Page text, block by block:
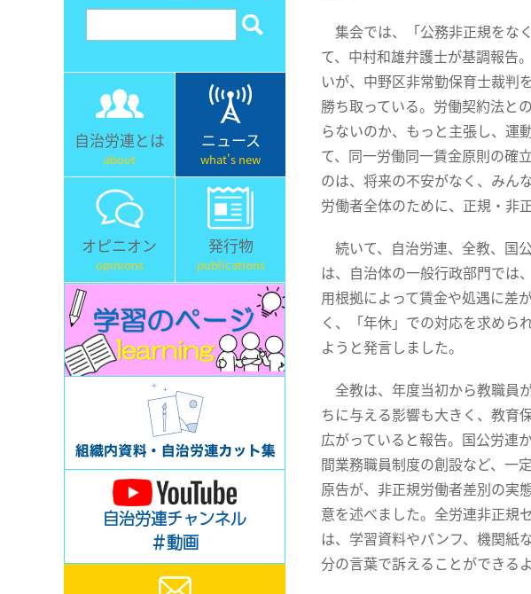
自治労連とは
about
ニュース
what's new
オピニオン
opinions
発行物
publications
自治労連チャンネル
＃動画
集会では、「公務非正規をな
て、中村和雄弁護士が基調報告
いが、中野区非常勤保育士裁判
勝ち取っている。労働契約法と
らないのか、もっと主張し、運
て、同一労働同一賃金原則の確
のは、将来の不安がなく、みん
労働者全体のために、正規・非
続いて、自治労連、全教、国
は、自治体の一般行政部門では
用根拠によって賃金や処遇に差
く、「年休」での対応を求めら
ようと発言しました。
全教は、年度当初から教職員
ちに与える影響も大きく、教育
広がっていると報告。国公労連
間業務職員制度の創設など、一
原告が、非正規労働者差別の実
意を述べました。全労連非正規
は、学習資料やパンフ、機関紙
分の言葉で訴えることができる